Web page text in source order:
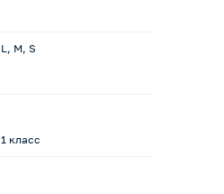
L, M, S
1 класс